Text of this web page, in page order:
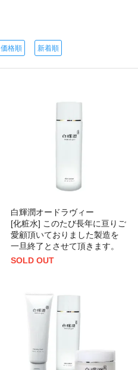
価格順 新着順
白輝潤オードラヴィー
[化粧水] このたび長年に亘りご
愛顧頂いておりました製造を
一旦終了とさせて頂きます。
SOLD OUT